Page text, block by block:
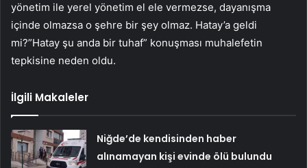
yönetim ile yerel yönetim el ele vermezse, dayanışma
içinde olmazsa o şehre bir şey olmaz. Hatay’a geldi
mi?”Hatay şu anda bir tuhaf” konuşması muhalefetin
tepkisine neden oldu.
İlgili Makaleler
Niğde’de kendisinden haber
alınamayan kişi evinde ölü bulundu